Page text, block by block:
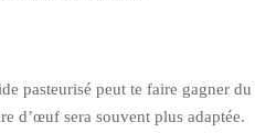
pasteurisé peut te faire gagner
d’œuf sera souvent plus adaptée.